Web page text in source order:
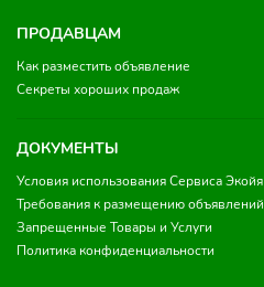
ПРОДАВЦАМ
Как разместить объявление
Секреты хороших продаж
ДОКУМЕНТЫ
Условия использования Сервиса Экойя
Требования к размещению объявлений
Запрещенные Товары и Услуги
Политика конфиденциальности